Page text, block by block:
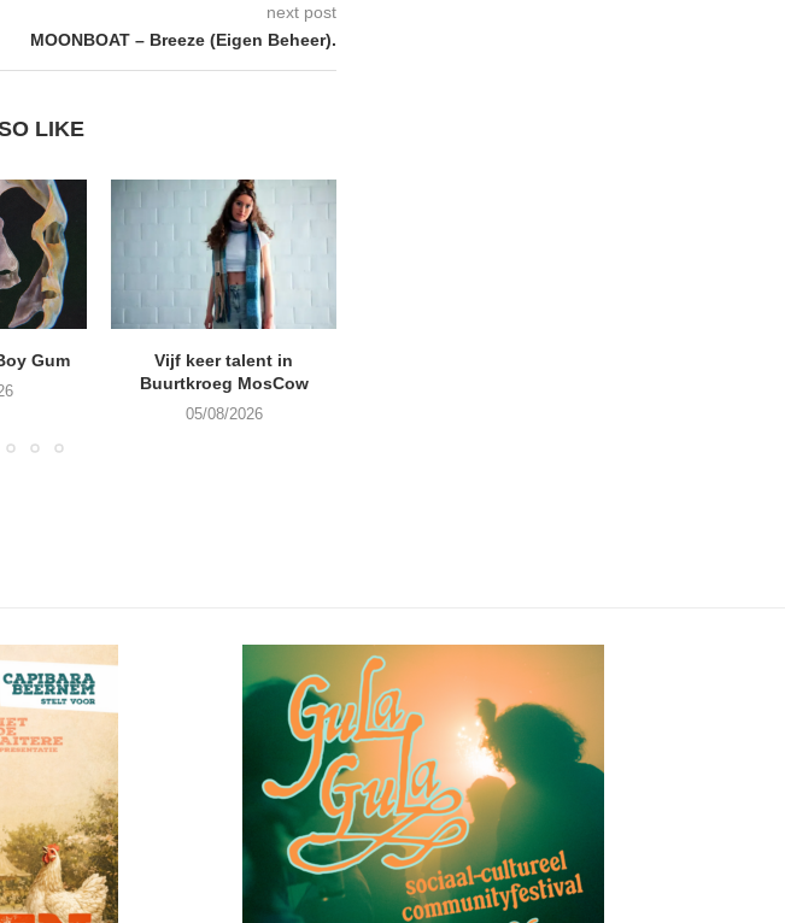
next post
MOONBOAT – Breeze (Eigen Beheer).
LIKE
Gum
Vijf keer talent in
Buurtkroeg MosCow
05/08/2026